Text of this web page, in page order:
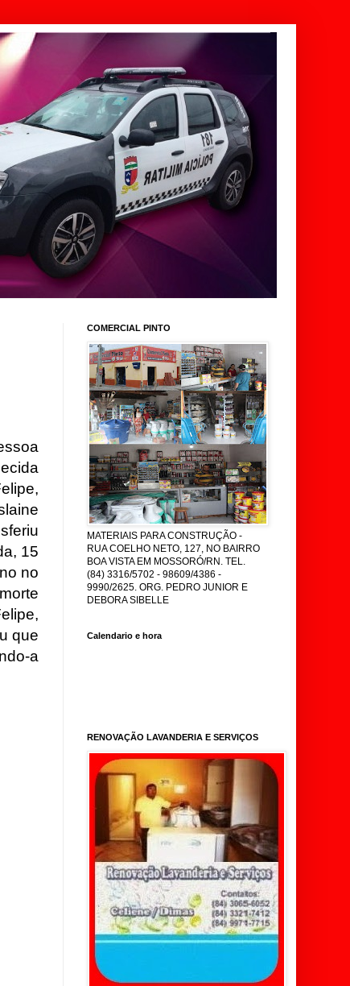
15
no
que
a
COMERCIAL PINTO
MATERIAIS PARA CONSTRUÇÃO -
RUA COELHO NETO, 127, NO BAIRRO
BOA VISTA EM MOSSORÓ/RN. TEL.
(84) 3316/5702 - 98609/4386 -
9990/2625. ORG. PEDRO JUNIOR E
DEBORA SIBELLE
Calendario e hora
RENOVAÇÃO LAVANDERIA E SERVIÇOS